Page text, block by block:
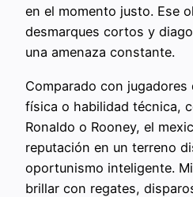
en el momento justo. Ese
desmarques cortos y
una amenaza constante.
Comparado con
física o habilidad técnica,
Ronaldo o Rooney, el
reputación en un terreno
oportunismo inteligente.
brillar con regates,